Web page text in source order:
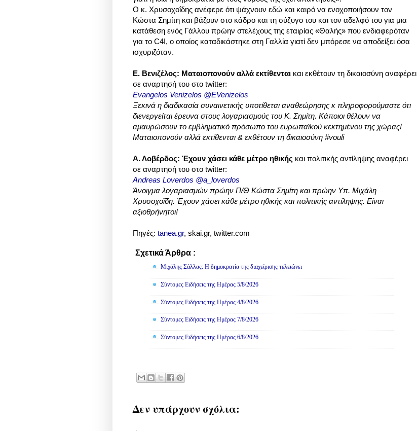
Ο κ. Χρυσοχοΐδης ανέφερε ότι ψάχνουν εδώ και καιρό να ενοχοποιήσουν τον
Κώστα Σημίτη και βάζουν στο κάδρο και τη σύζυγο του και τον αδελφό του για μια
κατάθεση ενός Γάλλου πρώην στελέχους της εταιρίας «Θαλής» που ενδιαφερόταν
για το C4I, ο οποίος καταδικάστηκε στη Γαλλία γιατί δεν μπόρεσε να αποδείξει όσα
ισχυριζόταν.
Ε. Βενιζέλος: Ματαιοπονούν αλλά εκτίθενται και εκθέτουν τη δικαιοσύνη αναφέρει
σε αναρτησή του στο twitter:
Evangelos Venizelos‏ @EVenizelos
Ξεκινά η διαδικασία συναινετικής υποτίθεται αναθεώρησης κ πληροφορούμαστε ότι
διενεργείται έρευνα στους λογαριασμούς του Κ. Σημίτη. Κάποιοι θέλουν να
αμαυρώσουν το εμβληματικό πρόσωπο του ευρωπαϊκού κεκτημένου της χώρας!
Ματαιοπονούν αλλά εκτίθενται & εκθέτουν τη δικαιοσύνη #vouli
Α. Λοβέρδος: Έχουν χάσει κάθε μέτρο ηθικής και πολιτικής αντίληψης αναφέρει
σε αναρτησή του στο twitter:
Andreas Loverdos‏ @a_loverdos
Άνοιγμα λογαριασμών πρώην Π/Θ Κώστα Σημίτη και πρώην Υπ. Μιχάλη
Χρυσοχοΐδη. Έχουν χάσει κάθε μέτρο ηθικής και πολιτικής αντίληψης. Είναι
αξιοθρήνητοι!
Πηγές: tanea.gr, skai.gr, twitter.com
Σχετικά Άρθρα :
Μιχάλης Σάλλας: Η δημοκρατία της διαχείρισης τελειώνει
Σύντομες Ειδήσεις της Ημέρας 5/8/2026
Σύντομες Ειδήσεις της Ημέρας 4/8/2026
Σύντομες Ειδήσεις της Ημέρας 7/8/2026
Σύντομες Ειδήσεις της Ημέρας 6/8/2026
Δεν υπάρχουν σχόλια: